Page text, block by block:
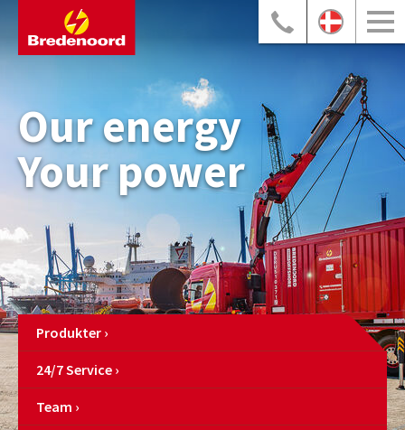
Our energy
Your power
Produkter
24/7 Service
Team